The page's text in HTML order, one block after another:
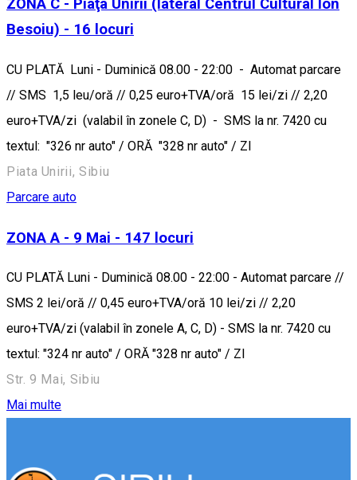
ZONA C - Piaţa Unirii (lateral Centrul Cultural Ion
Besoiu) - 16 locuri
CU PLATĂ Luni - Duminică 08.00 - 22:00 - Automat parcare
// SMS 1,5 leu/oră // 0,25 euro+TVA/oră 15 lei/zi // 2,20
euro+TVA/zi (valabil în zonele C, D) - SMS la nr. 7420 cu
textul: "326 nr auto" / ORĂ "328 nr auto" / ZI
Piata Unirii, Sibiu
Parcare auto
ZONA A - 9 Mai - 147 locuri
CU PLATĂ Luni - Duminică 08.00 - 22:00 - Automat parcare //
SMS 2 lei/oră // 0,45 euro+TVA/oră 10 lei/zi // 2,20
euro+TVA/zi (valabil în zonele A, C, D) - SMS la nr. 7420 cu
textul: "324 nr auto" / ORĂ "328 nr auto" / ZI
Str. 9 Mai, Sibiu
Mai multe